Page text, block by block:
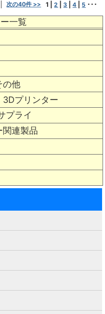
一覧
の他
3Dプリンター
プライ
関連製品
次の40件 >> 1 |2 |3 |4 5 ･･･